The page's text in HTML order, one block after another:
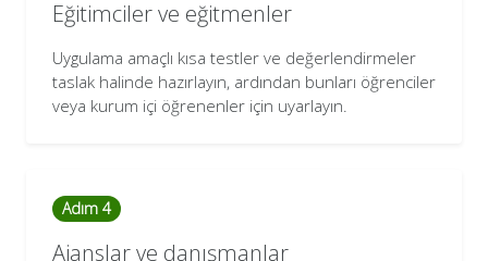
Eğitimciler ve eğitmenler
Uygulama amaçlı kısa testler ve değerlendirmeler
taslak halinde hazırlayın, ardından bunları öğrenciler
veya kurum içi öğrenenler için uyarlayın.
Adım 4
Ajanslar ve danışmanlar